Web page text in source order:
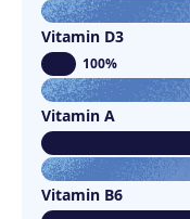
Vitamin D3
100%
Vitamin A
Vitamin B6